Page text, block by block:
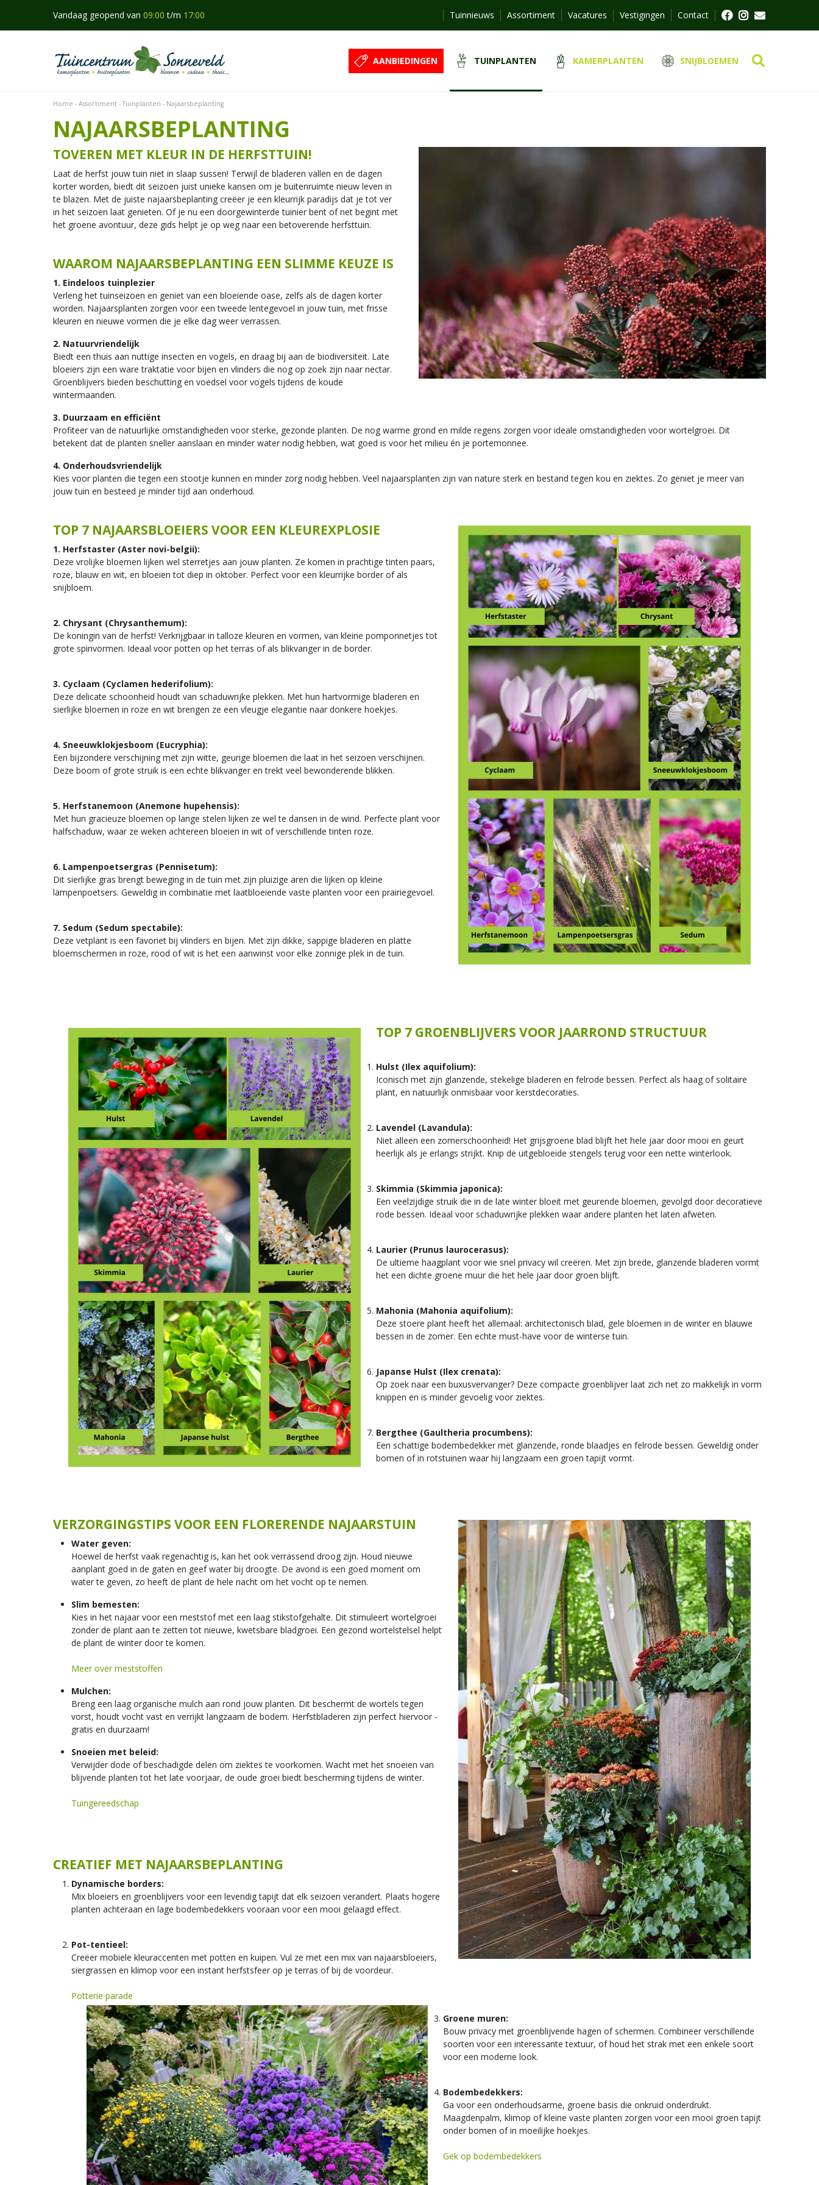
content
Home Assortiment Tuinplanten Najaarsbeplanting
Vandaag geopend van 09:00 t/m 17:00 Tuinnieuws Assortiment Vacatures Vestigingen Contact
AANBIEDINGEN TUINPLANTEN KAMERPLANTEN SNIJBLOEMEN
NAJAARSBEPLANTING
TOVEREN MET KLEUR IN DE HERFSTTUIN!
Laat de herfst jouw tuin niet in slaap sussen! Terwijl de bladeren vallen en de dagen
korter worden, biedt dit seizoen juist unieke kansen om je buitenruimte nieuw leven in
te blazen. Met de juiste najaarsbeplanting creëer je een kleurrijk paradijs dat je tot ver
in het seizoen laat genieten. Of je nu een doorgewinterde tuinier bent of net begint met
het groene avontuur, deze gids helpt je op weg naar een betoverende herfsttuin.
WAAROM NAJAARSBEPLANTING EEN SLIMME KEUZE IS
1. Eindeloos tuinplezier
Verleng het tuinseizoen en geniet van een bloeiende oase, zelfs als de dagen korter
worden. Najaarsplanten zorgen voor een tweede lentegevoel in jouw tuin, met frisse
kleuren en nieuwe vormen die je elke dag weer verrassen.
2. Natuurvriendelijk
Biedt een thuis aan nuttige insecten en vogels, en draag bij aan de biodiversiteit. Late
bloeiers zijn een ware traktatie voor bijen en vlinders die nog op zoek zijn naar nectar.
Groenblijvers bieden beschutting en voedsel voor vogels tijdens de koude
wintermaanden.
3. Duurzaam en efficiënt
Profiteer van de natuurlijke omstandigheden voor sterke, gezonde planten. De nog warme grond en milde regens zorgen voor ideale omstandigheden voor wortelgroei. Dit
betekent dat de planten sneller aanslaan en minder water nodig hebben, wat goed is voor het milieu én je portemonnee.
4. Onderhoudsvriendelijk
Kies voor planten die tegen een stootje kunnen en minder zorg nodig hebben. Veel najaarsplanten zijn van nature sterk en bestand tegen kou en ziektes. Zo geniet je meer van
jouw tuin en besteed je minder tijd aan onderhoud.
TOP 7 NAJAARSBLOEIERS VOOR EEN KLEUREXPLOSIE
1. Herfstaster (Aster novi-belgii):
Deze vrolijke bloemen lijken wel sterretjes aan jouw planten. Ze komen in prachtige tinten paars,
roze, blauw en wit, en bloeien tot diep in oktober. Perfect voor een kleurrijke border of als
snijbloem.
2. Chrysant (Chrysanthemum):
De koningin van de herfst! Verkrijgbaar in talloze kleuren en vormen, van kleine pomponnetjes tot
grote spinvormen. Ideaal voor potten op het terras of als blikvanger in de border.
3. Cyclaam (Cyclamen hederifolium):
Deze delicate schoonheid houdt van schaduwrijke plekken. Met hun hartvormige bladeren en
sierlijke bloemen in roze en wit brengen ze een vleugje elegantie naar donkere hoekjes.
4. Sneeuwklokjesboom (Eucryphia):
Een bijzondere verschijning met zijn witte, geurige bloemen die laat in het seizoen verschijnen.
Deze boom of grote struik is een echte blikvanger en trekt veel bewonderende blikken.
5. Herfstanemoon (Anemone hupehensis):
Met hun gracieuze bloemen op lange stelen lijken ze wel te dansen in de wind. Perfecte plant voor
halfschaduw, waar ze weken achtereen bloeien in wit of verschillende tinten roze.
6. Lampenpoetsergras (Pennisetum):
Dit sierlijke gras brengt beweging in de tuin met zijn pluizige aren die lijken op kleine
lampenpoetsers. Geweldig in combinatie met laatbloeiende vaste planten voor een prairiegevoel.
7. Sedum (Sedum spectabile):
Deze vetplant is een favoriet bij vlinders en bijen. Met zijn dikke, sappige bladeren en platte
bloemschermen in roze, rood of wit is het een aanwinst voor elke zonnige plek in de tuin.
TOP 7 GROENBLIJVERS VOOR JAARROND STRUCTUUR
Hulst (Ilex aquifolium):
Iconisch met zijn glanzende, stekelige bladeren en felrode bessen. Perfect als haag of solitaire
plant, en natuurlijk onmisbaar voor kerstdecoraties.
Lavendel (Lavandula):
Niet alleen een zomerschoonheid! Het grijsgroene blad blijft het hele jaar door mooi en geurt
heerlijk als je erlangs strijkt. Knip de uitgebloeide stengels terug voor een nette winterlook.
Skimmia (Skimmia japonica):
Een veelzijdige struik die in de late winter bloeit met geurende bloemen, gevolgd door decoratieve
rode bessen. Ideaal voor schaduwrijke plekken waar andere planten het laten afweten.
Laurier (Prunus laurocerasus):
De ultieme haagplant voor wie snel privacy wil creëren. Met zijn brede, glanzende bladeren vormt
het een dichte groene muur die het hele jaar door groen blijft.
Mahonia (Mahonia aquifolium):
Deze stoere plant heeft het allemaal: architectonisch blad, gele bloemen in de winter en blauwe
bessen in de zomer. Een echte must-have voor de winterse tuin.
Japanse Hulst (Ilex crenata):
Op zoek naar een buxusvervanger? Deze compacte groenblijver laat zich net zo makkelijk in vorm
knippen en is minder gevoelig voor ziektes.
Bergthee (Gaultheria procumbens):
Een schattige bodembedekker met glanzende, ronde blaadjes en felrode bessen. Geweldig onder
bomen of in rotstuinen waar hij langzaam een groen tapijt vormt.
VERZORGINGSTIPS VOOR EEN FLORERENDE NAJAARSTUIN
Water geven:
Hoewel de herfst vaak regenachtig is, kan het ook verrassend droog zijn. Houd nieuwe
aanplant goed in de gaten en geef water bij droogte. De avond is een goed moment om
water te geven, zo heeft de plant de hele nacht om het vocht op te nemen.
Slim bemesten:
Kies in het najaar voor een meststof met een laag stikstofgehalte. Dit stimuleert wortelgroei
zonder de plant aan te zetten tot nieuwe, kwetsbare bladgroei. Een gezond wortelstelsel helpt
de plant de winter door te komen.
Meer over meststoffen
Mulchen:
Breng een laag organische mulch aan rond jouw planten. Dit beschermt de wortels tegen
vorst, houdt vocht vast en verrijkt langzaam de bodem. Herfstbladeren zijn perfect hiervoor -
gratis en duurzaam!
Snoeien met beleid:
Verwijder dode of beschadigde delen om ziektes te voorkomen. Wacht met het snoeien van
blijvende planten tot het late voorjaar, de oude groei biedt bescherming tijdens de winter.
Tuingereedschap
CREATIEF MET NAJAARSBEPLANTING
Dynamische borders:
Mix bloeiers en groenblijvers voor een levendig tapijt dat elk seizoen verandert. Plaats hogere
planten achteraan en lage bodembedekkers vooraan voor een mooi gelaagd effect.
Pot-tentieel:
Creëer mobiele kleuraccenten met potten en kuipen. Vul ze met een mix van najaarsbloeiers,
siergrassen en klimop voor een instant herfstsfeer op je terras of bij de voordeur.
Potterie parade
Groene muren:
Bouw privacy met groenblijvende hagen of schermen. Combineer verschillende
soorten voor een interessante textuur, of houd het strak met een enkele soort
voor een moderne look.
Bodembedekkers:
Ga voor een onderhoudsarme, groene basis die onkruid onderdrukt.
Maagdenpalm, klimop of kleine vaste planten zorgen voor een mooi groen tapijt
onder bomen of in moeilijke hoekjes.
Gek op bodembedekkers